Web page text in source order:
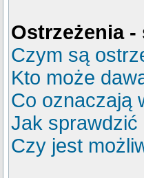
Ostrzeżenia
Czym są
Kto może
Co oznaczają
Jak sprawdzić
Czy jest